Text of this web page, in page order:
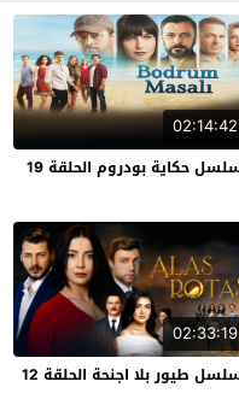
02:14:42
حكاية بودروم الحلقة 19
02:33:19
طيور بلا اجنحة الحلقة 12